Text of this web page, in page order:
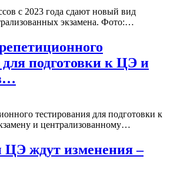
с 2023 года сдают новый вид
экзамена. Фото:…
для подготовки к ЦЭ и
тестирования для подготовки к
и централизованному…
ждут изменения –